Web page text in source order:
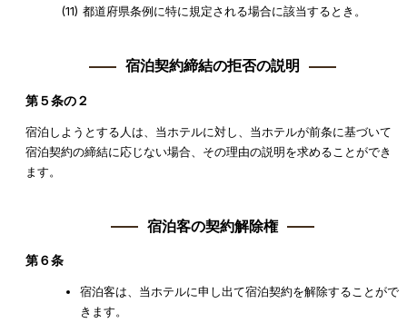
都道府県条例に特に規定される場合に該当するとき。
宿泊契約締結の拒否の説明
第５条の２
宿泊しようとする人は、当ホテルに対し、当ホテルが前条に基づいて
宿泊契約の締結に応じない場合、その理由の説明を求めることができ
ます。
宿泊客の契約解除権
第６条
宿泊客は、当ホテルに申し出て宿泊契約を解除することがで
きます。